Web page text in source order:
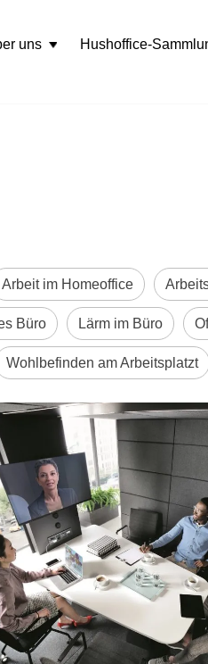
uns Hushoffice-
Arbeit im Homeoffice
Büro Lärm im Büro
Wohlbefinden am Arbeitsplatzt